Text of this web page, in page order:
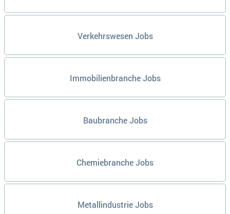
Verkehrswesen Jobs
Immobilienbranche Jobs
Baubranche Jobs
Chemiebranche Jobs
Metallindustrie Jobs